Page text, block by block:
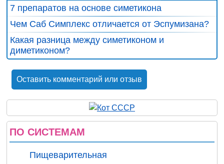
7 препаратов на основе симетикона
Чем Саб Симплекс отличается от Эспумизана?
Какая разница между симетиконом и
диметиконом?
Оставить комментарий или отзыв
ПО СИСТЕМАМ
Пищеварительная